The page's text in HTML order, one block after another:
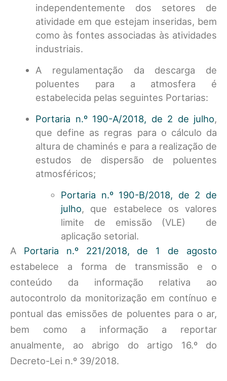
independentemente dos setores de
atividade em que estejam inseridas, bem
como às fontes associadas às atividades
industriais.
A regulamentação da descarga de
poluentes para a atmosfera é
estabelecida pelas seguintes Portarias:
Portaria n.º 190-A/2018, de 2 de julho,
que define as regras para o cálculo da
altura de chaminés e para a realização de
estudos de dispersão de poluentes
atmosféricos;
Portaria n.º 190-B/2018, de 2 de
julho, que estabelece os valores
limite de emissão (VLE) de
aplicação setorial.
A Portaria n.º 221/2018, de 1 de agosto
estabelece a forma de transmissão e o
conteúdo da informação relativa ao
autocontrolo da monitorização em contínuo e
pontual das emissões de poluentes para o ar,
bem como a informação a reportar
anualmente, ao abrigo do artigo 16.º do
Decreto-Lei n.º 39/2018.